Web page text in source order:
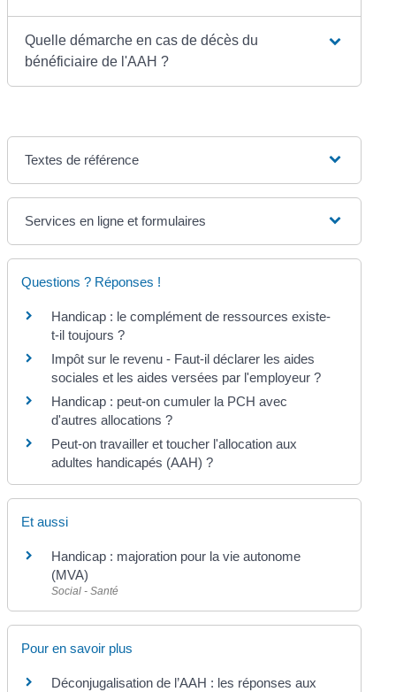
Quelle démarche en cas de décès du
bénéficiaire de l'AAH ?
Textes de référence
Services en ligne et formulaires
Questions ? Réponses !
Handicap : le complément de ressources existe-
t-il toujours ?
Impôt sur le revenu - Faut-il déclarer les aides
sociales et les aides versées par l'employeur ?
Handicap : peut-on cumuler la PCH avec
d'autres allocations ?
Peut-on travailler et toucher l'allocation aux
adultes handicapés (AAH) ?
Et aussi
Handicap : majoration pour la vie autonome
(MVA)
Social - Santé
Pour en savoir plus
Déconjugalisation de l’AAH : les réponses aux